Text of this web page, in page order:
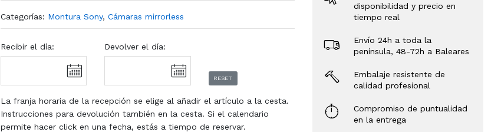
Categorías: Montura Sony, Cámaras mirrorless
Recibir el día: Devolver el día:
RESET
La franja horaria de la recepción se elige al añadir el artículo a la cesta.
Instrucciones para devolución también en la cesta. Si el calendario
permite hacer click en una fecha, estás a tiempo de reservar.
disponibilidad y precio en
tiempo real
Envío 24h a toda la
península, 48-72h a Baleares
Embalaje resistente de
calidad profesional
Compromiso de puntualidad
en la entrega